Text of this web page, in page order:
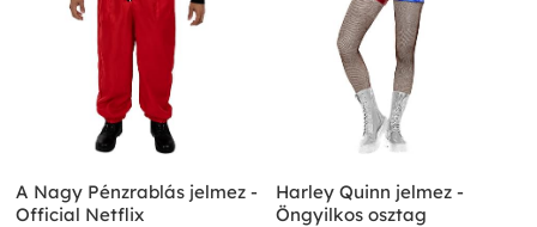
A Nagy Pénzrablás jelmez -
Official Netflix
Harley Quinn jelmez -
Öngyilkos osztag